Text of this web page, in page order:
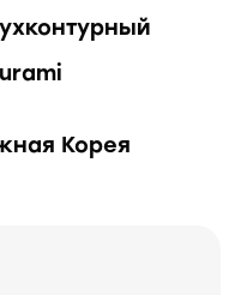
Корея